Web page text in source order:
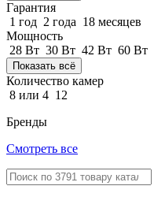
Гарантия
1 год 2 года 18 месяцев
Мощность
28 Вт 30 Вт 42 Вт 60 Вт
Показать всё
Количество камер
8 или 4 12
Бренды
Смотреть все